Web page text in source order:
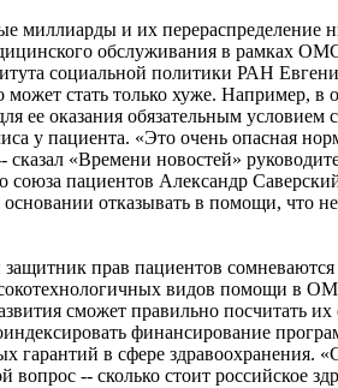
миллиарды и их перераспределение
обслуживания в рамках
социальной политики РАН
может стать только хуже. Например, в
ее оказания обязательным условием
у пациента. «Это очень опасная
сказал «Времени новостей»
союза пациентов Александр
отказывать в помощи, что не
прав пациентов
видов помощи в
сможет правильно посчитать их
финансирование
гарантий в сфере здравоохранения.
вопрос -- сколько стоит российское